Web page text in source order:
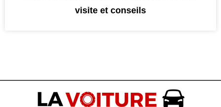
visite et conseils